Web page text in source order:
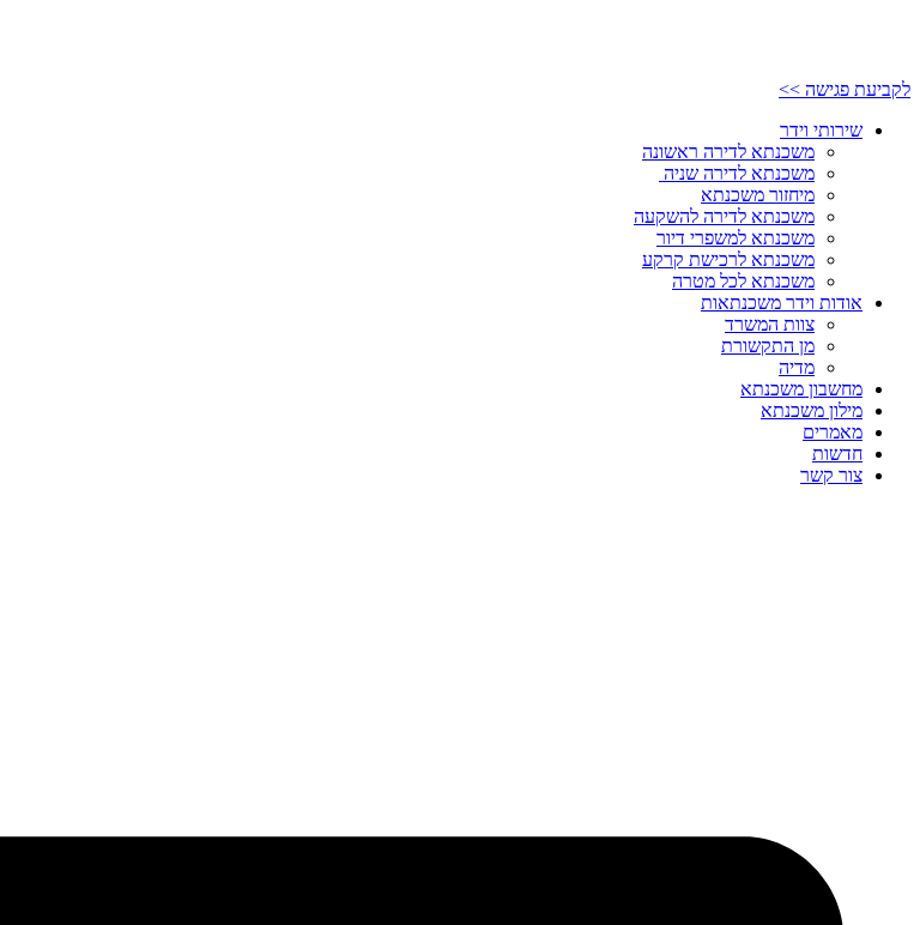
לקביעת פגישה >>
שירותי וידר
משכנתא לדירה ראשונה
משכנתא לדירה שניה
מיחזור משכנתא
משכנתא לדירה להשקעה
משכנתא למשפרי דיור
משכנתא לרכישת קרקע
משכנתא לכל מטרה
אודות וידר משכנתאות
צוות המשרד
מן התקשורת
מדיה
מחשבון משכנתא
מילון משכנתא
מאמרים
חדשות
צור קשר